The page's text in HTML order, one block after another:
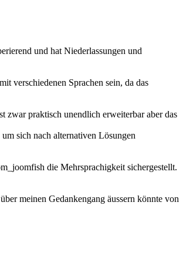
und hat Niederlassungen und
verschiedenen Sprachen sein, da das
zwar praktisch unendlich erweiterbar aber das
sich nach alternativen Lösungen
die Mehrsprachigkeit sichergestellt.
meinen Gedankengang äussern könnte von